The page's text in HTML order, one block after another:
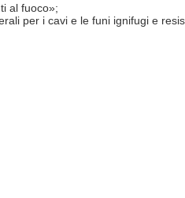
al fuoco»;
per i cavi e le funi ignifugi e